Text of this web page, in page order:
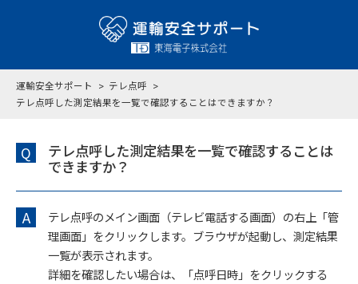
運輸安全サポート
テレ点呼
テレ点呼した測定結果を一覧で確認することはできますか？
Q
テレ点呼した測定結果を一覧で確認することは
できますか？
A
テレ点呼のメイン画面（テレビ電話する画面）の右上「管
理画面」をクリックします。ブラウザが起動し、測定結果
一覧が表示されます。
詳細を確認したい場合は、「点呼日時」をクリックする